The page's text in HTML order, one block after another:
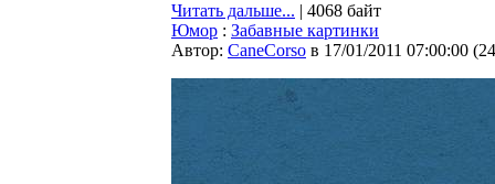
Читать дальше... | 4068 байт
Юмор : Забавные картинки
Автор: CaneCorso в 17/01/2011 07:00:00 (